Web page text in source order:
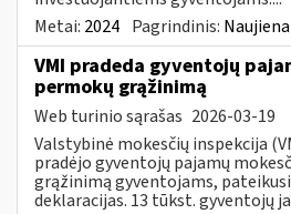
Metai: 2024 Pagrindinis: Naujiena
VMI pradeda gyventojų
permokų grąžinimą
Web turinio sąrašas 2026-03-19
Valstybinė mokesčių inspekcija
pradėjo gyventojų pajamų
grąžinimą gyventojams,
deklaracijas. 13 tūkst. gyventojų